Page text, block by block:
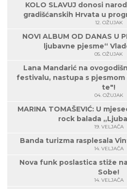
KOLO SLAVUJ donosi
gradišćanskih Hrvata u
12. OŽUJAK
NOVI ALBUM OD DANAS U
ljubavne pjesme“
05. OŽUJAK
Lana Mandarić na
festivalu, nastupa s pjesmom
te"!
04. OŽUJAK
MARINA TOMAŠEVIĆ: U
rock balada
19. VELJAČA
Banda turizma rasplesala
14. VELJAČA
Nova funk poslastica stiže
Sobe!
14. VELJAČA